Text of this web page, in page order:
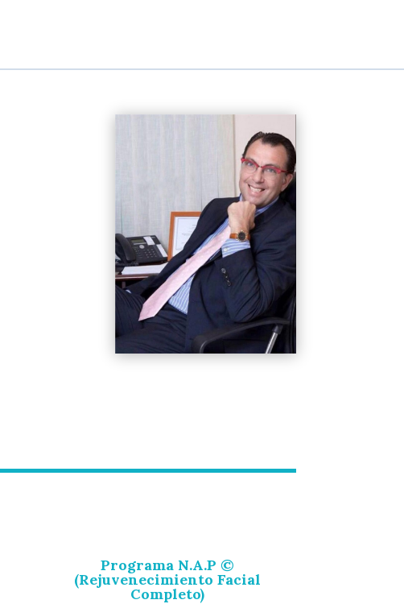
Programa N.A.P ©
(Rejuvenecimiento Facial
Completo)